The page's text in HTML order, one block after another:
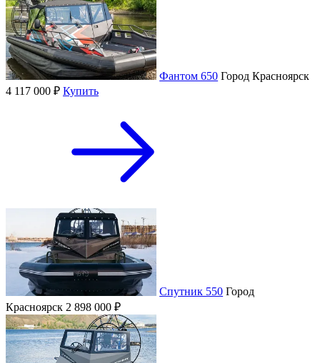
Фантом 650 ГородКрасноярск
4 117 000 ₽ Купить
Спутник 550 Город
Красноярск 2 898 000 ₽